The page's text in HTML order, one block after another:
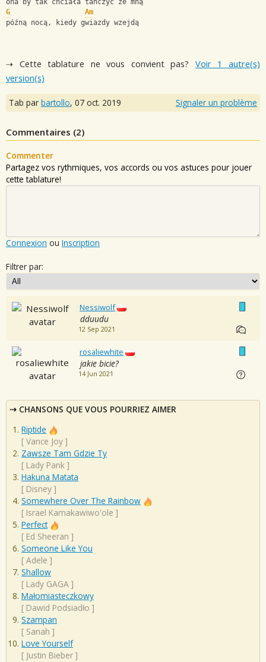
ona by tak chciała tańczyć ze mną
G
Am
późną nocą, kiedy gwiazdy wzejdą
⇢ Cette tablature ne vous convient pas? Voir 1 autre(s)
version(s)
Tab par bartollo, 07 oct. 2019 Signaler un problème
Commentaires (2)
Commenter
Partagez vos rythmiques, vos accords ou vos astuces pour jouer
cette tablature!
Connexion ou Inscription
Filtrer par:
Nessiwolf
dduudu
12 Sep 2021
rosaliewhite
jakie bicie?
14 Jun 2021
CHANSONS QUE VOUS POURRIEZ AIMER
Riptide
[ Vance Joy ]
Zawsze Tam Gdzie Ty
[ Lady Pank ]
Hakuna Matata
[ Disney ]
Somewhere Over The Rainbow
[ Israel Kamakawiwo'ole ]
Perfect
[ Ed Sheeran ]
Someone Like You
[ Adele ]
Shallow
[ Lady GAGA ]
Małomiasteczkowy
[ Dawid Podsiadło ]
Szampan
[ Sanah ]
Love Yourself
[ Justin Bieber ]